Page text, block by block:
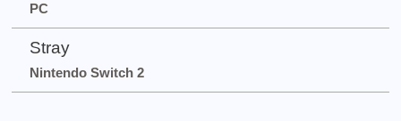
PC
Stray
Nintendo Switch 2